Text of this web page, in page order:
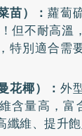
苗）：蘿蔔
但不耐高溫
特別適合需
花椰）：外
含量高，富
維、提升飽